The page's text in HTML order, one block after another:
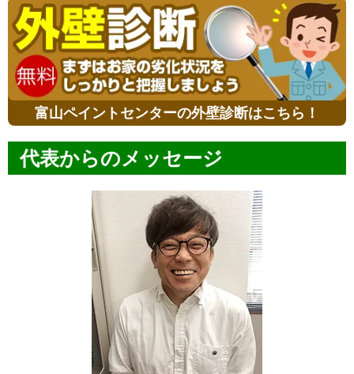
富山ペイントセンターの外壁診断はこちら！
代表からのメッセージ